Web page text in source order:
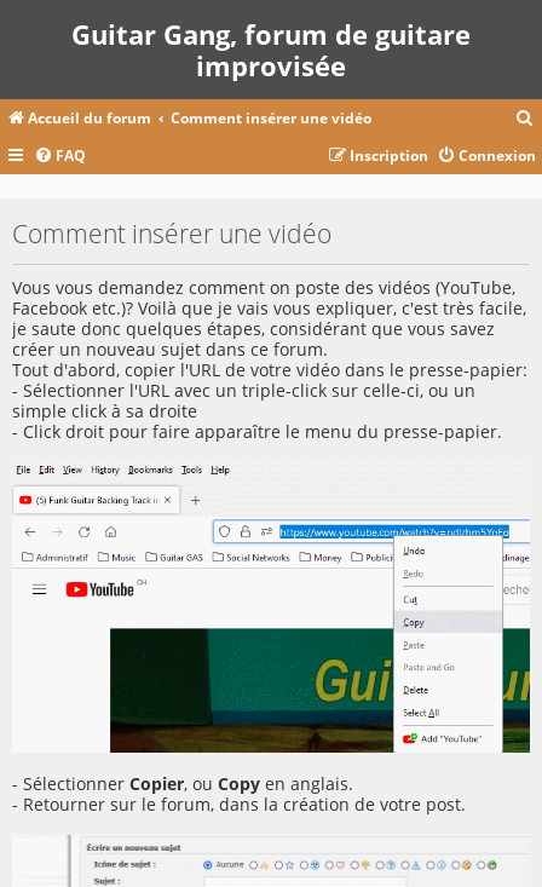
Guitar Gang, forum de guitare
improvisée
Accueil du forum Comment insérer une vidéo
c
FAQ Connexion
Inscription
Comment insérer une vidéo
Vous vous demandez comment on poste des vidéos (YouTube,
Facebook etc.)? Voilà que je vais vous expliquer, c'est très facile,
je saute donc quelques étapes, considérant que vous savez
créer un nouveau sujet dans ce forum.
Tout d'abord, copier l'URL de votre vidéo dans le presse-papier:
- Sélectionner l'URL avec un triple-click sur celle-ci, ou un
simple click à sa droite
- Click droit pour faire apparaître le menu du presse-papier.
- Sélectionner Copier, ou Copy en anglais.
- Retourner sur le forum, dans la création de votre post.